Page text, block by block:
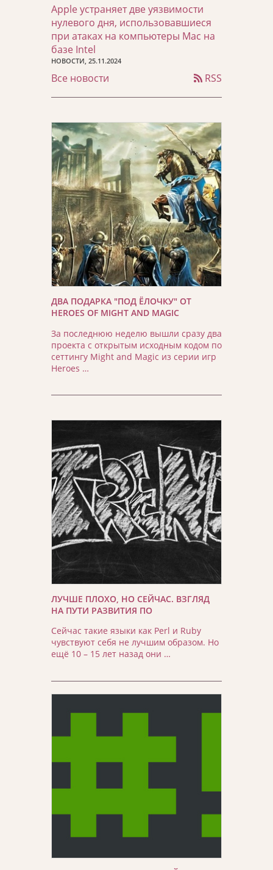
Apple устраняет две уязвимости
нулевого дня, использовавшиеся
при атаках на компьютеры Mac на
базе Intel
НОВОСТИ, 25.11.2024
Все новости RSS
ДВА ПОДАРКА "ПОД ЁЛОЧКУ" ОТ
HEROES OF MIGHT AND MAGIC
За последнюю неделю вышли сразу два
проекта с открытым исходным кодом по
сеттингу Might and Magic из серии игр
Heroes …
ЛУЧШЕ ПЛОХО, НО СЕЙЧАС. ВЗГЛЯД
НА ПУТИ РАЗВИТИЯ ПО
Сейчас такие языки как Perl и Ruby
чувствуют себя не лучшим образом. Но
ещё 10 – 15 лет назад они …